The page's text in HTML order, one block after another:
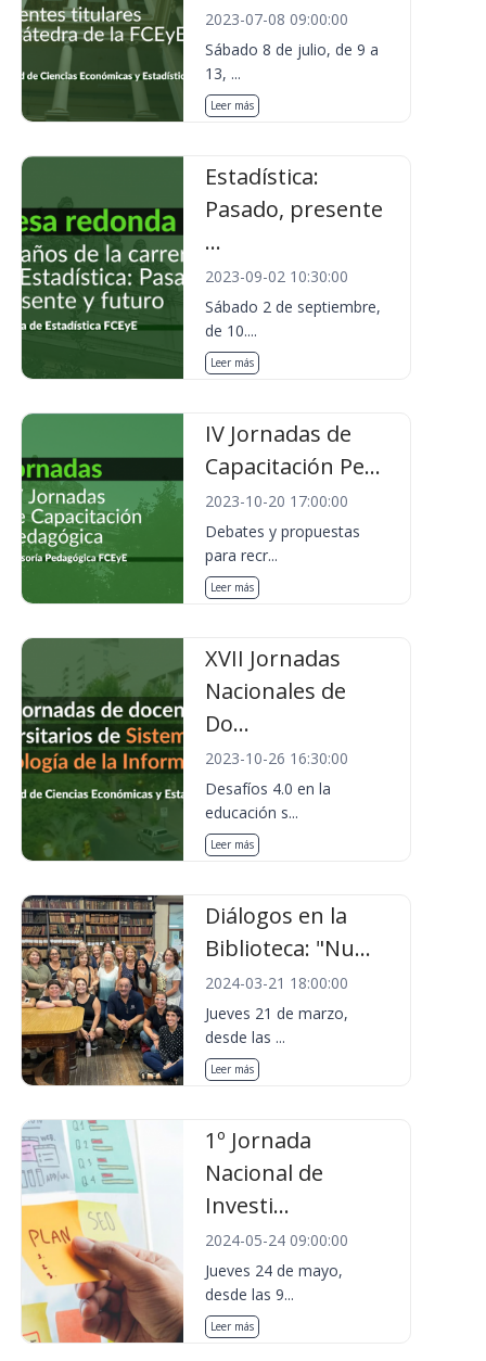
2023-07-08 09:00:00
Sábado 8 de julio, de 9 a
13, ...
Leer más
Estadística:
Pasado, presente
...
2023-09-02 10:30:00
Sábado 2 de septiembre,
de 10....
Leer más
IV Jornadas de
Capacitación Pe...
2023-10-20 17:00:00
Debates y propuestas
para recr...
Leer más
XVII Jornadas
Nacionales de
Do...
2023-10-26 16:30:00
Desafíos 4.0 en la
educación s...
Leer más
Diálogos en la
Biblioteca: "Nu...
2024-03-21 18:00:00
Jueves 21 de marzo,
desde las ...
Leer más
1º Jornada
Nacional de
Investi...
2024-05-24 09:00:00
Jueves 24 de mayo,
desde las 9...
Leer más